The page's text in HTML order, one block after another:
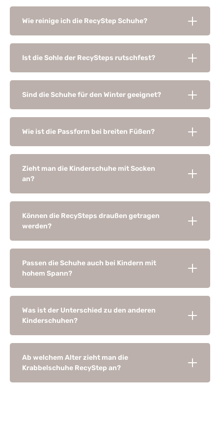
Wie reinige ich die RecyStep Schuhe?
Ist die Sohle der RecySteps rutschfest?
Sind die Schuhe für den Winter geeignet?
Wie ist die Passform bei breiten Füßen?
Zieht man die Kinderschuhe mit Socken
an?
Können die RecySteps draußen getragen
werden?
Passen die Schuhe auch bei Kindern mit
hohem Spann?
Was ist der Unterschied zu den anderen
Kinderschuhen?
Ab welchem Alter zieht man die
Krabbelschuhe RecyStep an?